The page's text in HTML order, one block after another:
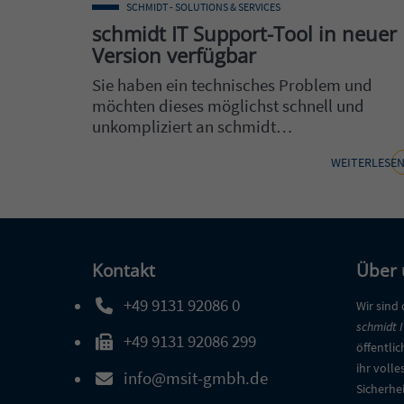
schmidt IT Support-Tool in neuer
Version verfügbar
SCHMIDT - SOLUTIONS & SERVICES
Sie haben ein technisches Problem und
möchten dieses möglichst schnell und
unkompliziert an schmidt…
WEITERLESEN
Kontakt
+49 9131 92086 0
Telefonnummer: 4 9 9 1 3 1 9 2 0 8 6 0
+49 9131 92086 299
Faxnummer: 4 9 9 1 3 1 9 2 0 8 6 2 9 9
info@msit-gmbh.de
E-Mail Adresse: info@msit-gmbh.de
Über
Wir sind
schmidt
ihr